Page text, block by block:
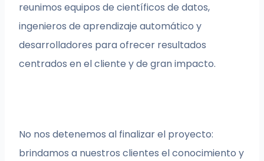
reunimos equipos de científicos de datos,
ingenieros de aprendizaje automático y
desarrolladores para ofrecer resultados
centrados en el cliente y de gran impacto.
No nos detenemos al finalizar el proyecto:
brindamos a nuestros clientes el conocimiento y